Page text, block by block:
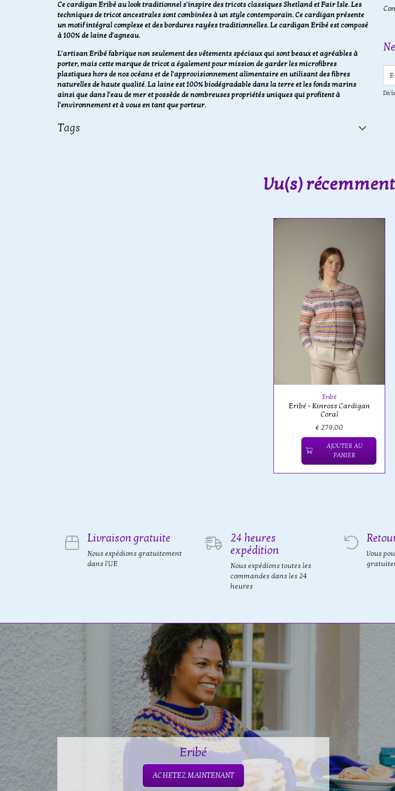
Ce cardigan Eribé au look traditionnel s'inspire des tricots classiques Shetland et Fair Isle. Les
techniques de tricot ancestrales sont combinées à un style contemporain. Ce cardigan présente
un motif intégral complexe et des bordures rayées traditionnelles. Le cardigan Eribé est composé
à 100% de laine d'agneau.
L'artisan Eribé fabrique non seulement des vêtements spéciaux qui sont beaux et agréables à
porter, mais cette marque de tricot a également pour mission de garder les microfibres
plastiques hors de nos océans et de l'approvisionnement alimentaire en utilisant des fibres
naturelles de haute qualité. La laine est 100% biodégradable dans la terre et les fonds marins
ainsi que dans l'eau de mer et possède de nombreuses propriétés uniques qui profitent à
l'environnement et à vous en tant que porteur.
Tags
E-mail
Vu(s) récemment
Eribé
Eribé - Kinross Cardigan
Coral
€ 279,00
AJOUTER AU
PANIER
Livraison gratuite
Nous expédions gratuitement
dans l'UE
24 heures
expédition
Nous expédions toutes les
commandes dans les 24
heures
Vous
Eribé
ACHETEZ MAINTENANT